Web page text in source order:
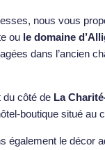
nous vous
ou le domaine d’
dans l’ancien
du côté de La
boutique situé au
également le décor